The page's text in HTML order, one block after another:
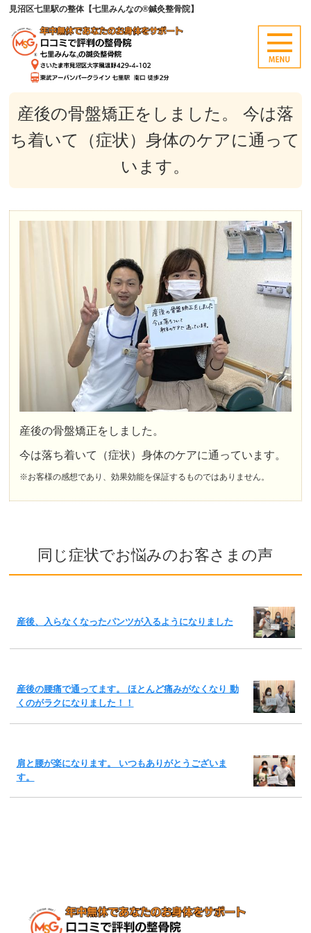
見沼区七里駅の整体【七里みんなの®鍼灸整骨院】
産後の骨盤矯正をしました。 今は落
ち着いて（症状）身体のケアに通って
います。
産後の骨盤矯正をしました。
今は落ち着いて（症状）身体のケアに通っています。
※お客様の感想であり、効果効能を保証するものではありません。
同じ症状でお悩みのお客さまの声
産後、入らなくなったパンツが入るようになりました
産後の腰痛で通ってます。 ほとんど痛みがなくなり 動
くのがラクになりました！！
肩と腰が楽になります。 いつもありがとうございま
す。